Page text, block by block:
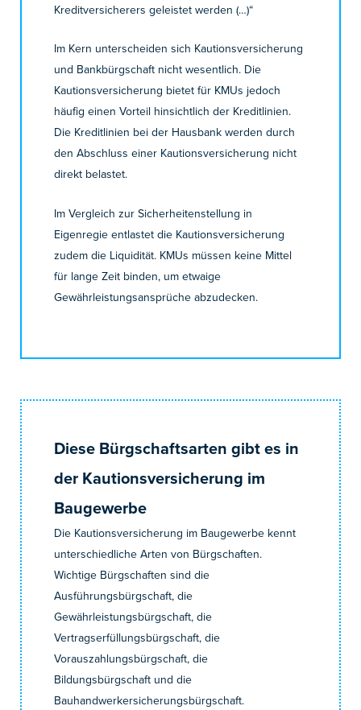
Kreditversicherers geleistet werden (…)“
Im Kern unterscheiden sich Kautionsversicherung
und Bankbürgschaft nicht wesentlich. Die
Kautionsversicherung bietet für KMUs jedoch
häufig einen Vorteil hinsichtlich der Kreditlinien.
Die Kreditlinien bei der Hausbank werden durch
den Abschluss einer Kautionsversicherung nicht
direkt belastet.
Im Vergleich zur Sicherheitenstellung in
Eigenregie entlastet die Kautionsversicherung
zudem die Liquidität. KMUs müssen keine Mittel
für lange Zeit binden, um etwaige
Gewährleistungsansprüche abzudecken.
Diese Bürgschaftsarten gibt es in
der Kautionsversicherung im
Baugewerbe
Die Kautionsversicherung im Baugewerbe kennt
unterschiedliche Arten von Bürgschaften.
Wichtige Bürgschaften sind die
Ausführungsbürgschaft, die
Gewährleistungsbürgschaft, die
Vertragserfüllungsbürgschaft, die
Vorauszahlungsbürgschaft, die
Bildungsbürgschaft und die
Bauhandwerkersicherungsbürgschaft.